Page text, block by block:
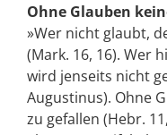
Ohne Glauben
»Wer nicht glaubt,
(Mark. 16, 16). Wer
wird jenseits nicht
Augustinus). Ohne
zu gefallen (Hebr.